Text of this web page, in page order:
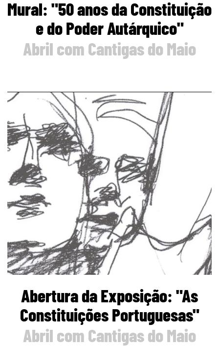
Mural: "50 anos da Constituição
e do Poder Autárquico"
Abril com Cantigas do Maio
page
Abertura da Exposição: "As
Constituições Portuguesas"
Abril com Cantigas do Maio